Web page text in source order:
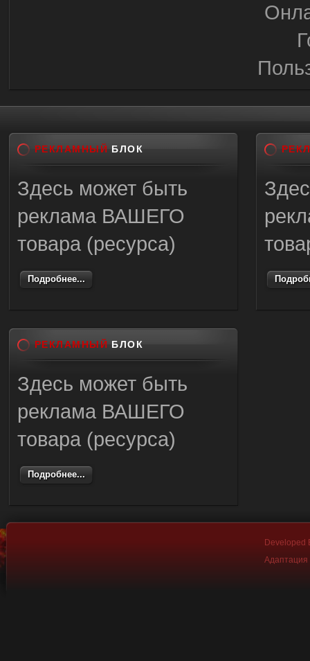
РЕКЛАМНЫЙ БЛОК
Здесь может быть
реклама ВАШЕГО
товара (ресурса)
Подробнее...
РЕКЛАМНЫЙ БЛОК
Здесь может быть
реклама ВАШЕГО
товара (ресурса)
Подробнее...
Developed
Адаптация